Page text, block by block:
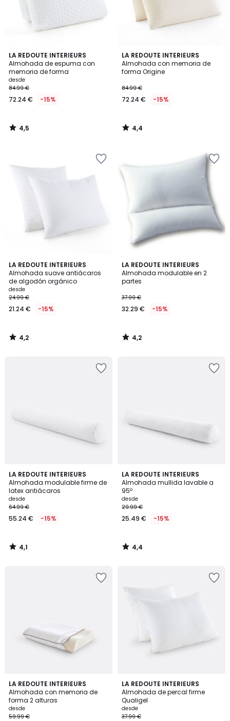
LA REDOUTE INTERIEURS
Almohada de espuma con
memoria de forma
desde
84.99 €
72.24 € -15%
4,5
/ 5
4,5
/
LA REDOUTE INTERIEURS
Almohada con memoria de
forma Origine
84.99 €
72.24 € -15%
4,4
/ 5
4,4
/
LA REDOUTE INTERIEURS
Almohada suave antiácaros
de algodón orgánico
desde
24.99 €
21.24 € -15%
4,2
/ 5
4,2
/
LA REDOUTE INTERIEURS
Almohada modulable en 2
partes
37.99 €
32.29 € -15%
4,2
/ 5
4,2
/
LA REDOUTE INTERIEURS
Almohada modulable firme de
latex antiácaros
desde
64.99 €
55.24 € -15%
4,1
/ 5
4,1
/
LA REDOUTE INTERIEURS
Almohada mullida lavable a
95º
desde
29.99 €
25.49 € -15%
4,4
/ 5
4,4
/
LA REDOUTE INTERIEURS
Almohada con memoria de
forma 2 alturas
desde
59.99 €
4,2
/ 5
LA REDOUTE INTERIEURS
Almohada de percal firme
Qualigel
desde
37.99 €
4,2
/ 5